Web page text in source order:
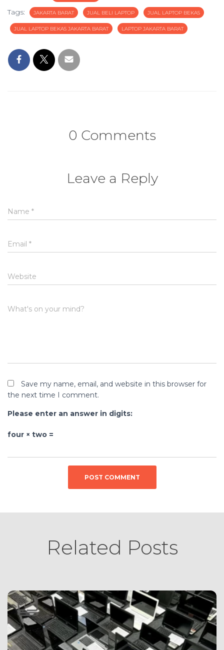
Tags: JAKARTA BARAT JUAL BELI LAPTOP JUAL LAPTOP BEKAS
JUAL LAPTOP BEKAS JAKARTA BARAT LAPTOP JAKARTA BARAT
0 Comments
Leave a Reply
Name *
Email *
Website
What's on your mind?
Save my name, email, and website in this browser for
the next time I comment.
Please enter an answer in digits:
four × two =
Related Posts